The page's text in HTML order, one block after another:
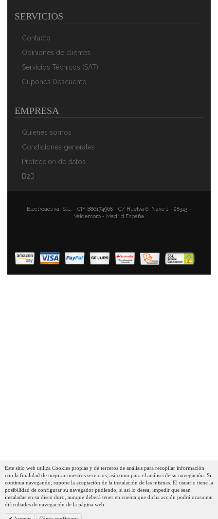
SERVICIOS
Contacto
Opiniones de clientes
Servicios Técnicos (SAT)
Cupones Descuento
EMPRESA
Quiénes somos
Condiciones generales
Protección de datos
B2B
Electroactiva, S.L. - CIF B86174968 - C/ Huelva 6, Nave 1 - 28343 -
Valdemoro - Madrid España
Este sitio web utiliza Cookies propias y de terceros de análisis para recopilar información
con la finalidad de mejorar nuestros servicios, así como para el análisis de su navegación. Si
continua navegando, supone la aceptación de la instalación de las mismas. El usuario tiene la
posibilidad de configurar su navegador pudiendo, si así lo desea, impedir que sean
instaladas en su disco duro, aunque deberá tener en cuenta que dicha acción podrá ocasionar
dificultades de navegación de la página web.